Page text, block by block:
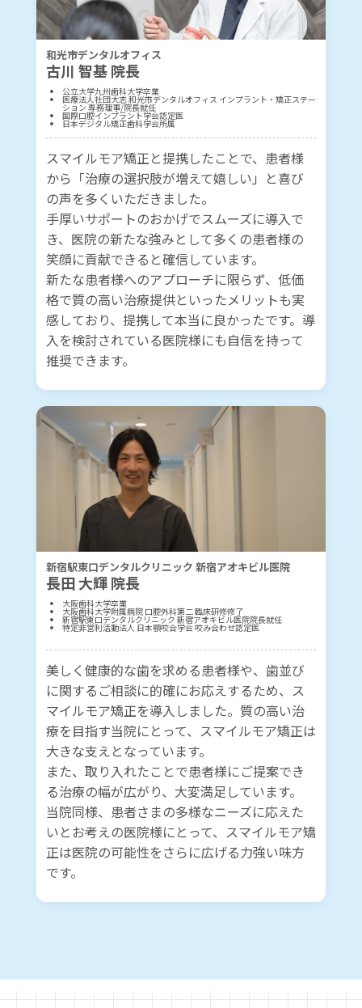
和光市デンタルオフィス
古川 智基 院長
公立大学九州歯科大学卒業
医療法人社団大志 和光市デンタルオフィス インプラント・矯正ステー
ション 専務理事/院長就任
国際口腔インプラント学会認定医
日本デジタル矯正歯科学会所属
スマイルモア矯正と提携したことで、患者様
から「治療の選択肢が増えて嬉しい」と喜び
の声を多くいただきました。
手厚いサポートのおかげでスムーズに導入で
き、医院の新たな強みとして多くの患者様の
笑顔に貢献できると確信しています。
新たな患者様へのアプローチに限らず、低価
格で質の高い治療提供といったメリットも実
感しており、提携して本当に良かったです。導
入を検討されている医院様にも自信を持って
推奨できます。
新宿駅東口デンタルクリニック 新宿アオキビル医院
長田 大輝 院長
大阪歯科大学卒業
大阪歯科大学附属病院 口腔外科第二 臨床研修修了
新宿駅東口デンタルクリニック 新宿アオキビル医院院長就任
特定非営利活動法人 日本顎咬合学会 咬み合わせ認定医
美しく健康的な歯を求める患者様や、歯並び
に関するご相談に的確にお応えするため、ス
マイルモア矯正を導入しました。質の高い治
療を目指す当院にとって、スマイルモア矯正は
大きな支えとなっています。
また、取り入れたことで患者様にご提案でき
る治療の幅が広がり、大変満足しています。
当院同様、患者さまの多様なニーズに応えた
いとお考えの医院様にとって、スマイルモア矯
正は医院の可能性をさらに広げる力強い味方
です。